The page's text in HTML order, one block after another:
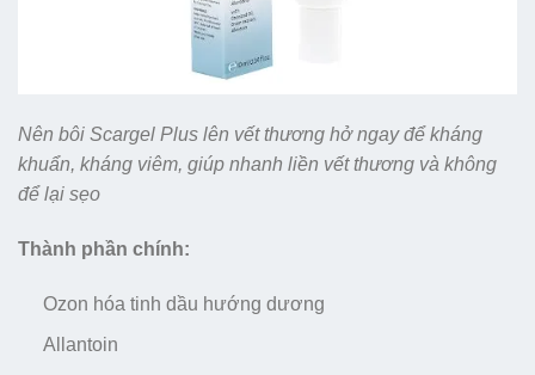
Nên bôi Scargel Plus lên vết thương hở ngay để kháng
khuẩn, kháng viêm, giúp nhanh liền vết thương và không
để lại sẹo
Thành phần chính:
Ozon hóa tinh dầu hướng dương
Allantoin